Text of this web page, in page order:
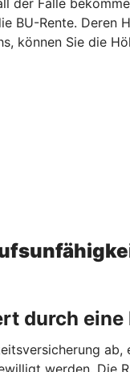
BU-Rente. Deren
können Sie die
durch
werden. Die